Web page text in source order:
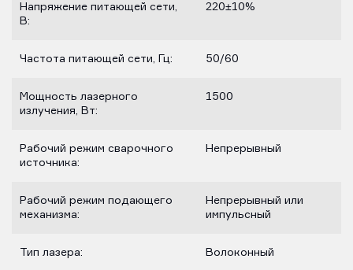
Напряжение питающей сети,
В:
220±10%
Частота питающей сети, Гц: 50/60
Мощность лазерного
излучения, Вт:
1500
Рабочий режим сварочного
источника:
Непрерывный
Рабочий режим подающего
механизма:
Непрерывный или
импульсный
Тип лазера: Волоконный